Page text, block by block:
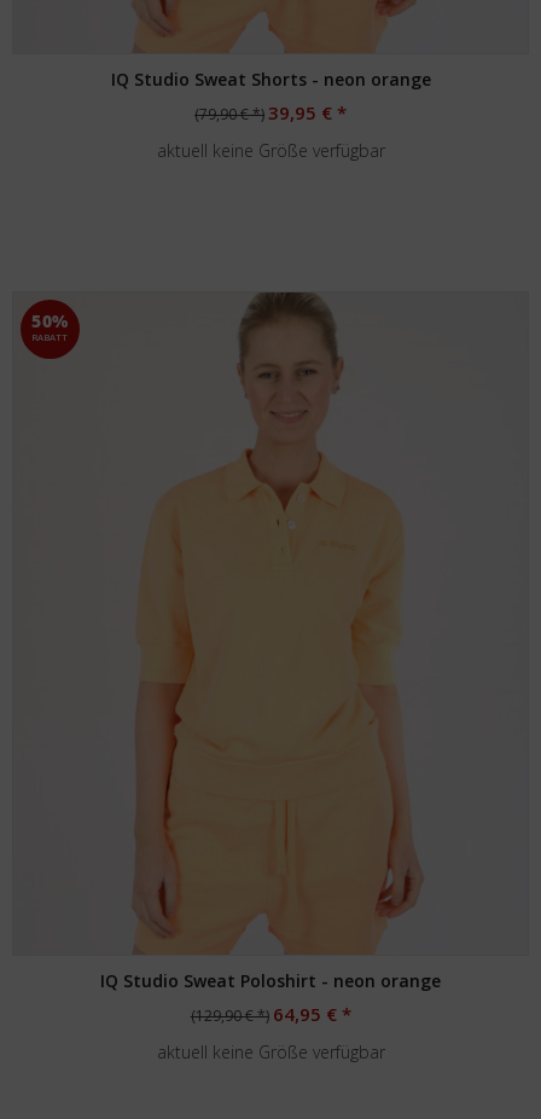
IQ Studio Sweat Shorts - neon orange
(79,90 € *)39,95 € *
aktuell keine Größe verfügbar
50%
RABATT
IQ Studio Sweat Poloshirt - neon orange
(129,90 € *) 64,95 € *
aktuell keine Größe verfügbar